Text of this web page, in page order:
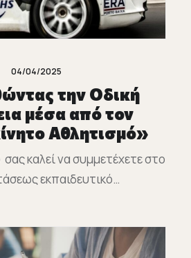
04/04/2025
την Οδική
μέσα από τον
Αθλητισμό»
καλεί να συμμετέχετε στο
εκπαιδευτικό…